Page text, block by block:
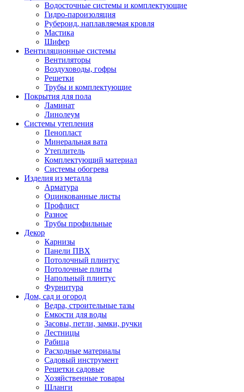
Водосточные системы и комплектующие
Гидро-пароизоляция
Рубероид, наплавляемая кровля
Мастика
Шифер
Вентиляционные системы
Вентиляторы
Воздуховоды, гофры
Решетки
Трубы и комплектующие
Покрытия для пола
Ламинат
Линолеум
Системы утепления
Пенопласт
Минеральная вата
Утеплитель
Комплектующий материал
Системы обогрева
Изделия из металла
Арматура
Оцинкованные листы
Профлист
Разное
Трубы профильные
Декор
Карнизы
Панели ПВХ
Потолочный плинтус
Потолочные плиты
Напольный плинтус
Фурнитура
Дом, сад и огород
Ведра, строительные тазы
Емкости для воды
Засовы, петли, замки, ручки
Лестницы
Рабица
Расходные материалы
Садовый инструмент
Решетки садовые
Хозяйственные товары
Шланги